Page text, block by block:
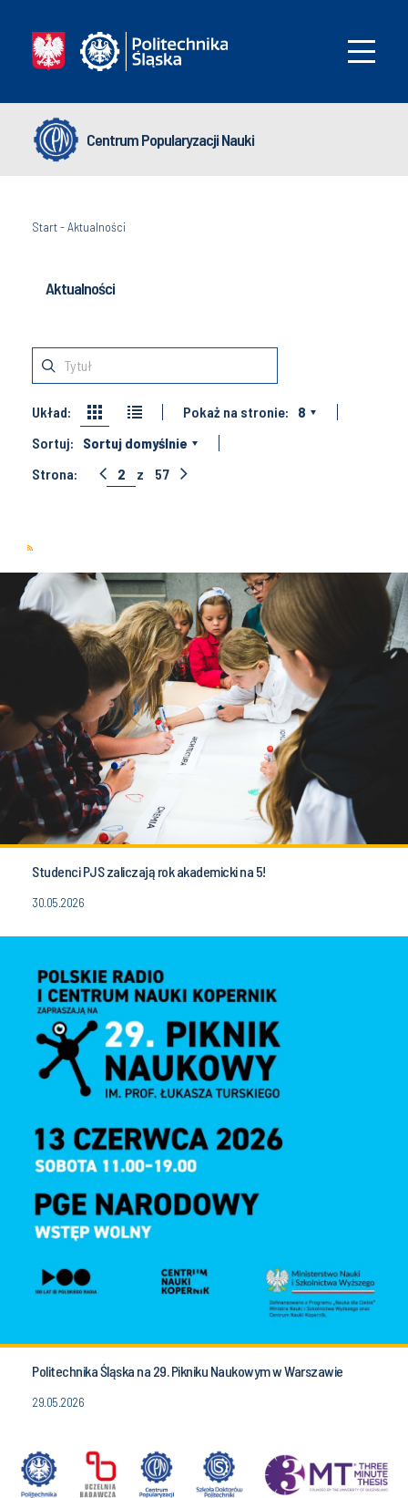
Centrum Popularyzacji Nauki
Start-Aktualności
Aktualności
Układ: Pokaż na stronie:
8
Sortuj:
Sortuj domyślnie
Strona:
2 z 57
Studenci PJS zaliczają rok akademicki na 5!
30.05.2026
Politechnika Śląska na 29. Pikniku Naukowym w Warszawie
29.05.2026